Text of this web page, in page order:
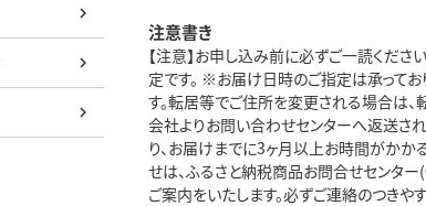
注意書き
【注意】お申し込み前に必ずご一読くだ
定です。 ※お届け日時のご指定は承って
す。転居等でご住所を変更される場合は
会社よりお問い合わせセンターへ返送さ
り、お届けまでに3ヶ月以上お時間がか
せは、ふるさと納税商品お問合せセンタ
ご案内をいたします。必ずご連絡のつき